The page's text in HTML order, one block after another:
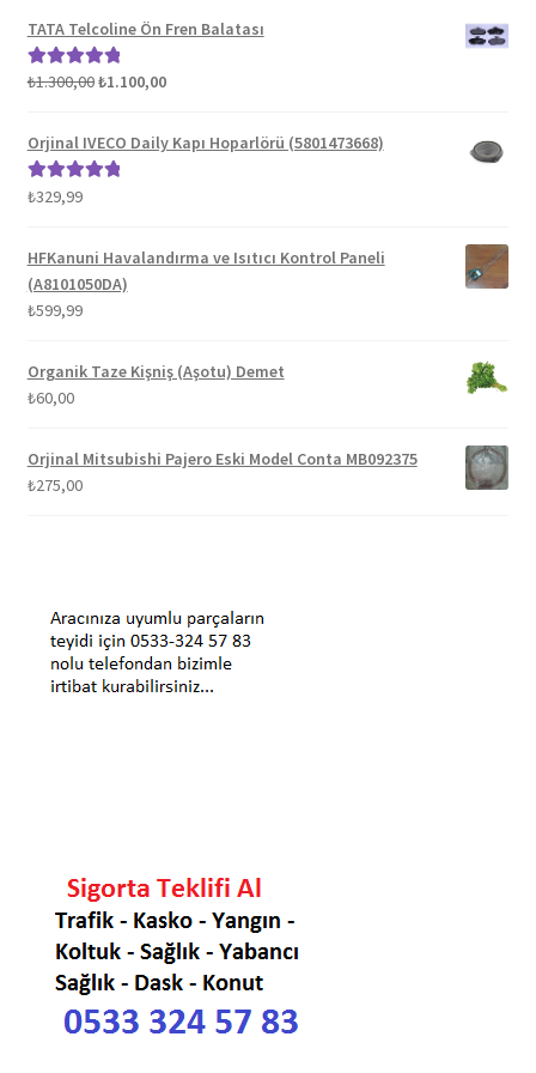
TATA Telcoline Ön Fren Balatası
5 üzerinden
₺1.300,00Orijinal
₺1.300,00.
₺1.100,00Şu
fiyat:
Orjinal IVECO Daily Kapı Hoparlörü (5801473668)
5 üzerinden
₺329,99
HFKanuni Havalandırma ve Isıtıcı Kontrol Paneli
(A8101050DA)
₺599,99
Organik Taze Kişniş (Aşotu) Demet
₺60,00
Orjinal Mitsubishi Pajero Eski Model Conta MB092375
₺275,00